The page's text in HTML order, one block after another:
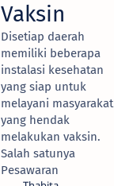
Vaksin
Disetiap daerah
memiliki beberapa
instalasi kesehatan
yang siap untuk
melayani masyarakat
yang hendak
melakukan vaksin.
Salah satunya
Pesawaran